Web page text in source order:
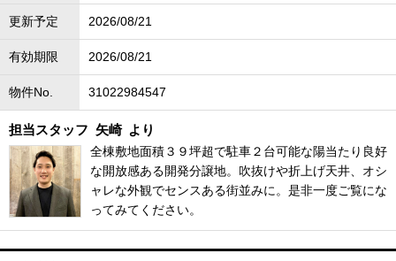
更新予定 2026/08/21
有効期限 2026/08/21
物件No. 31022984547
担当スタッフ 矢崎 より
全棟敷地面積３９坪超で駐車２台可能な陽当たり良好
な開放感ある開発分譲地。吹抜けや折上げ天井、オシ
ャレな外観でセンスある街並みに。是非一度ご覧にな
ってみてください。